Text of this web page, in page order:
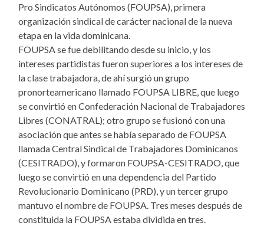
Pro Sindicatos Autónomos (FOUPSA), primera
organización sindical de carácter nacional de la nueva
etapa en la vida dominicana.
FOUPSA se fue debilitando desde su inicio, y los
intereses partidistas fueron superiores a los intereses de
la clase trabajadora, de ahí surgió un grupo
pronorteamericano llamado FOUPSA LIBRE, que luego
se convirtió en Confederación Nacional de Trabajadores
Libres (CONATRAL); otro grupo se fusionó con una
asociación que antes se había separado de FOUPSA
llamada Central Sindical de Trabajadores Dominicanos
(CESITRADO), y formaron FOUPSA-CESITRADO, que
luego se convirtió en una dependencia del Partido
Revolucionario Dominicano (PRD), y un tercer grupo
mantuvo el nombre de FOUPSA. Tres meses después de
constituida la FOUPSA estaba dividida en tres.